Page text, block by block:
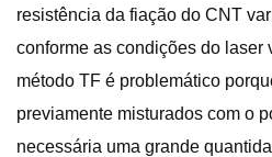
resistência da fiação do CNT
conforme as condições do laser
método TF é problemático
previamente misturados com o
necessária uma grande